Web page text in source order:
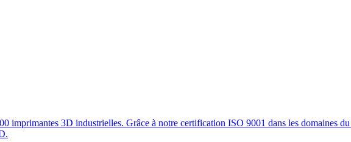
imprimantes 3D industrielles. Grâce à notre certification ISO 9001 dans les domaines